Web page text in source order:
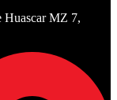
Huascar MZ 7,